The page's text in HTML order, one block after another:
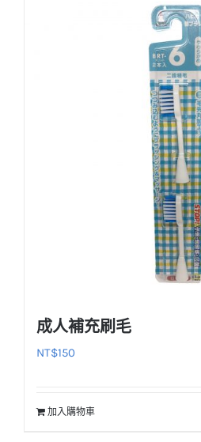
成人補充刷毛
NT$150
加入購物車